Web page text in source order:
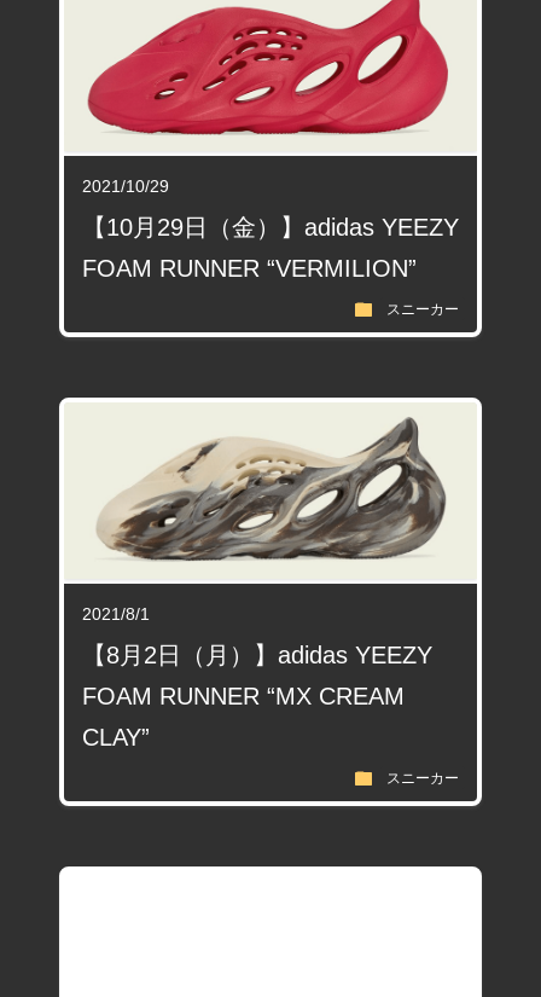
2021/10/29
【10月29日（金）】adidas YEEZY
FOAM RUNNER “VERMILION”
folder スニーカー
2021/8/1
【8月2日（月）】adidas YEEZY
FOAM RUNNER “MX CREAM
CLAY”
folder スニーカー